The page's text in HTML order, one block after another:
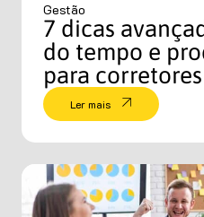
Gestão
7 dicas
do tempo e
para
Ler mais